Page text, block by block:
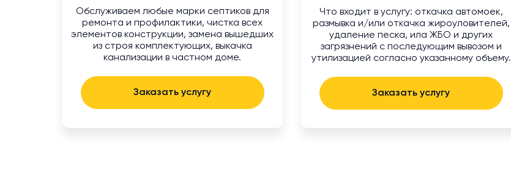
Обслуживаем любые марки септиков для
ремонта и профилактики, чистка всех
элементов конструкции, замена вышедших
из строя комплектующих, выкачка
канализации в частном доме.
Заказать услугу
Что входит в услугу: откачка автомоек,
размывка и/или откачка жироуловителей,
удаление песка, ила ЖБО и других
загрязнений с последующим вывозом и
утилизацией согласно указанному объему.
Заказать услугу